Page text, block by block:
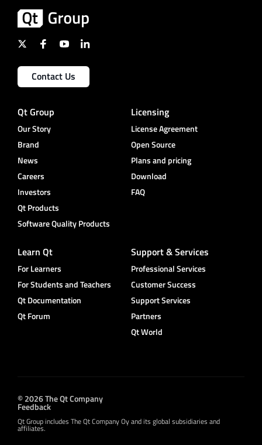
Contact Us
Qt Group
Our Story
Brand
News
Careers
Investors
Qt Products
Software Quality Products
Licensing
License Agreement
Open Source
Plans and pricing
Download
FAQ
Learn Qt
For Learners
For Students and Teachers
Qt Documentation
Qt Forum
Support & Services
Professional Services
Customer Success
Support Services
Partners
Qt World
© 2026 The Qt Company
Feedback
Qt Group includes The Qt Company Oy and its global subsidiaries and
affiliates.